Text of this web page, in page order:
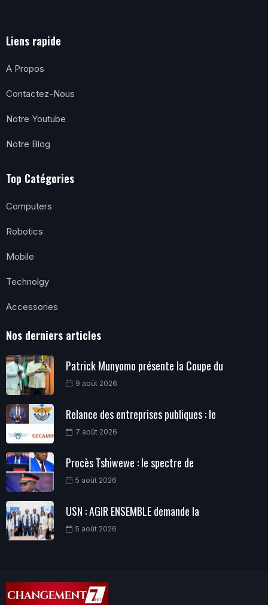
Liens rapide
A Propos
Contactez-Nous
Notre Youtube
Notre Blog
Top Catégories
Computers
Robotics
Mobile
Technolgy
Accessories
Nos derniers articles
Patrick Munyomo présente la Coupe du
9 août 2026
Relance des entreprises publiques : le
7 août 2026
Procès Tshiwewe : le spectre de
5 août 2026
USN : AGIR ENSEMBLE demande la
5 août 2026